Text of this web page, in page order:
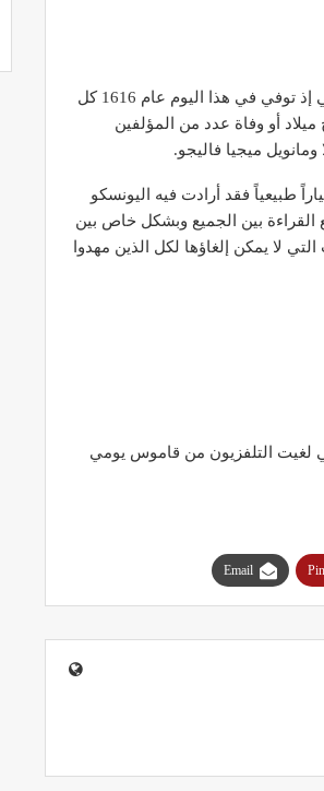
يعتبر الثالث والعشرون من نيسان/أبريل تاريخاً رمزياً للاحتفال بيوم الأدب العالمي إذ توفي في هذا اليوم عام 1616 كل
أو وفاة عدد من المؤلفين
ميجيا فاليجو.
عقد في باريس عام 1995 لهذا التاريخ اختياراً طبيعياً فقد أرادت فيه اليونسكو
القراءة بين الجميع وبشكل خاص بين
لا يمكن إلغاؤها لكل الذين مهدوا
لغيت التلفزيون من قاموس يومي
Email